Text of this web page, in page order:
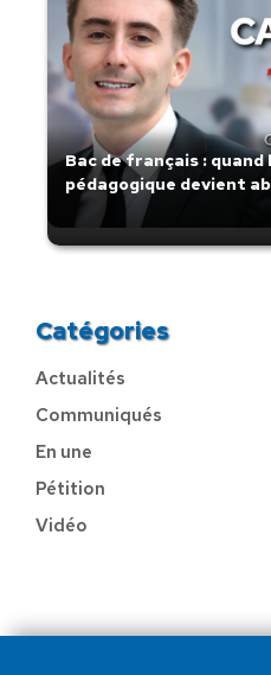
Bac de français :
pédagogique devient
Catégories
Actualités
Communiqués
En une
Pétition
Vidéo